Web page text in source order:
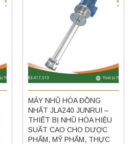
MÁY NHŨ HÓA ĐỒNG
NHẤT JLA240 JUNRUI –
THIẾT BỊ NHŨ HÓA HIỆU
SUẤT CAO CHO DƯỢC
PHẨM, MỸ PHẨM, THỰC